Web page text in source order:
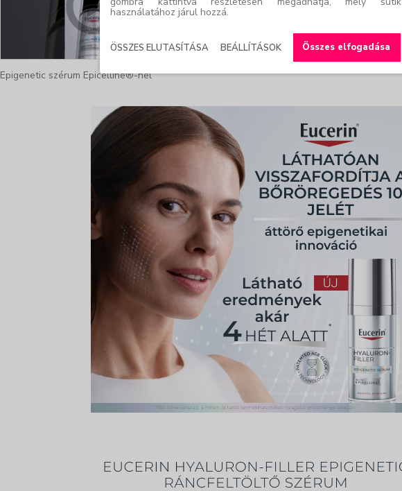
Epigenetic szérum Epicelline®-nel
használatához járul hozzá.
ÖSSZES ELUTASÍTÁSA BEÁLLÍTÁSOK Összes elfogadása